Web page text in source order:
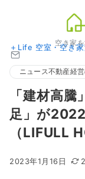
空き家
＋Life 空室・空き
ニュース不動産経
「建材高
足」が
（LIFULL
2023年1月16日